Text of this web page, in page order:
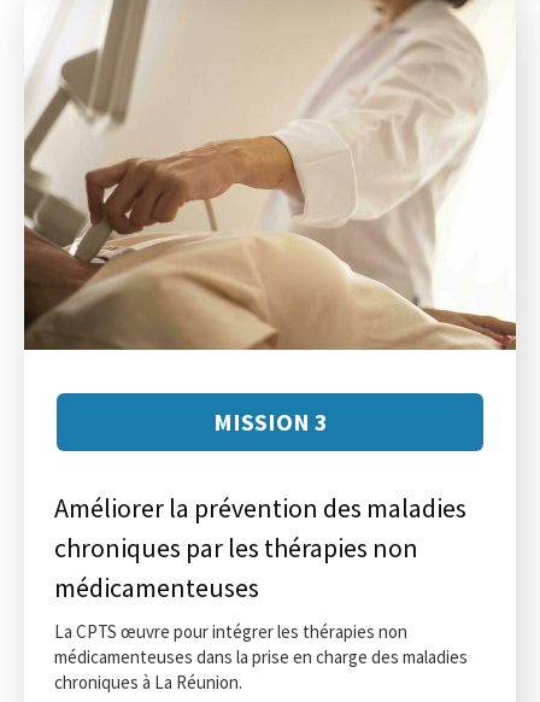
MISSION 3
Améliorer la prévention des maladies
chroniques par les thérapies non
médicamenteuses
La CPTS œuvre pour intégrer les thérapies non
médicamenteuses dans la prise en charge des maladies
chroniques à La Réunion.